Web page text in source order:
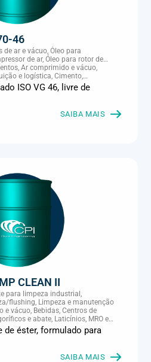
46
de ar e vácuo, Óleo para
de ar, Óleo para rotor de
e compressores
Ar comprimido e vácuo,
e logística, Cimento,
Eletroeletrônica, Embalagens
Farmacêutica e cosmética,
Madeira e móveis,
fundição, Mineração, MRO e
e portuário, Panificação, Papel e
ISO VG 46, livre de
SAIBA MAIS
CLEAN II
para limpeza industrial,
flushing, Limpeza e manutenção
e vácuo, Bebidas, Centros de
e abate, Laticínios, MRO e
de éster, formulado para
SAIBA MAIS